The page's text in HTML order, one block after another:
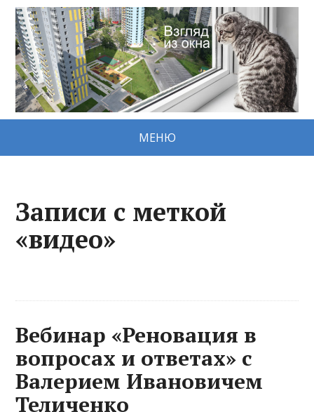
МЕНЮ
Записи с меткой
«видео»
Вебинар «Реновация в
вопросах и ответах» с
Валерием Ивановичем
Теличенко